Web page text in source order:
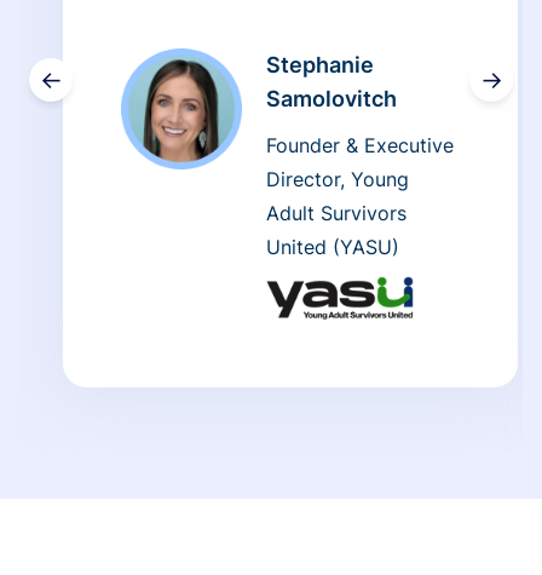
←
Stephanie
Samolovitch
Founder & Executive
Director, Young
Adult Survivors
United (YASU)
→